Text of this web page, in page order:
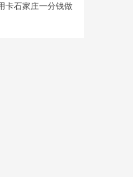
卡石家庄一分钱做